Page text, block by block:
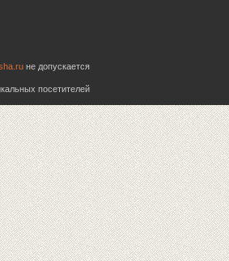
не допускается
посетителей